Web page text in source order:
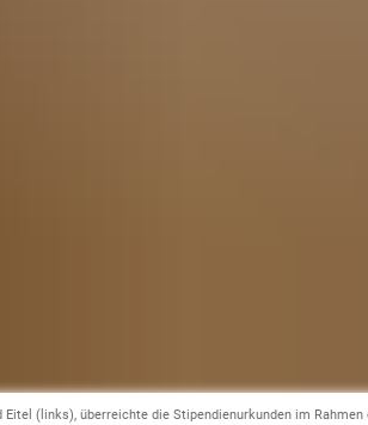
Eitel (links), überreichte die Stipendienurkunden im